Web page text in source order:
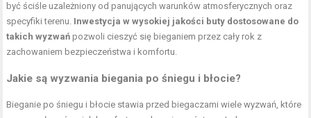
być ściśle uzależniony od panujących warunków atmosferycznych oraz
specyfiki terenu. Inwestycja w wysokiej jakości buty dostosowane do
takich wyzwań pozwoli cieszyć się bieganiem przez cały rok z
zachowaniem bezpieczeństwa i komfortu.
Jakie są wyzwania biegania po śniegu i błocie?
Bieganie po śniegu i błocie stawia przed biegaczami wiele wyzwań, które